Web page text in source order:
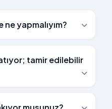
ne yapmalıyım?
tamir edilebilir